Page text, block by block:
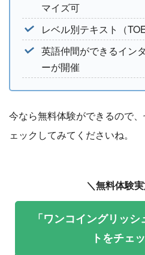
マイズ可
レベル別テキスト（
英語仲間ができるイン
ーが開催
今なら無料体験ができるので
ェックしてみてくださいね。
＼無料体験
「ワンコイングリッ
トをチェ